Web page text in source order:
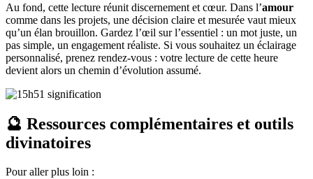
Au fond, cette lecture réunit discernement et cœur. Dans l’amour
comme dans les projets, une décision claire et mesurée vaut mieux
qu’un élan brouillon. Gardez l’œil sur l’essentiel : un mot juste, un
pas simple, un engagement réaliste. Si vous souhaitez un éclairage
personnalisé, prenez rendez‑vous : votre lecture de cette heure
devient alors un chemin d’évolution assumé.
🔮 Ressources complémentaires et outils
divinatoires
Pour aller plus loin :